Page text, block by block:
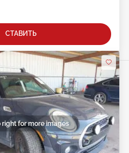
СТАВИТЬ
right for more images